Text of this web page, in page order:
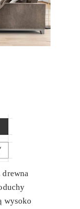
drewna
wysoko